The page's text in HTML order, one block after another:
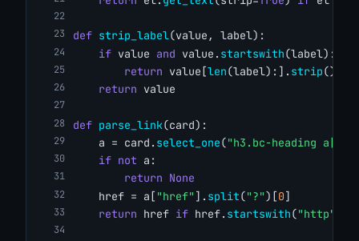
def strip_label(value, label):
if value and value. startswith(label):
return value[len(label):]. strip()
return value
def parse_link(card):
    a = card.
select_one("h3.bc-heading
if not a:
return None
    href = a[
"href" ]. split("?")[0]
return href if href. startswith("http"